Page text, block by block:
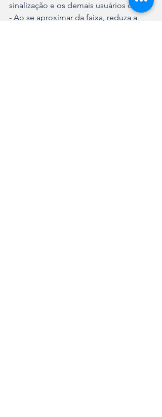
sinalização e os demais usuários da via.
- Ao se aproximar da faixa, reduza a